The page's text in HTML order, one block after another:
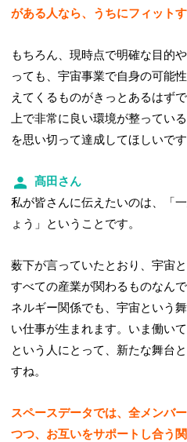
がある人なら、うちにフィット
もちろん、現時点で明確な目的
っても、宇宙事業で自身の可能
えてくるものがきっとあるはず
上で非常に良い環境が整ってい
を思い切って達成してほしいです
髙田さん
私が皆さんに伝えたいのは、「
ょう」ということです。
薮下が言っていたとおり、宇宙
すべての産業が関わるものなん
ネルギー関係でも、宇宙という
い仕事が生まれます。いま働い
という人にとって、新たな舞台
すね。
スペースデータでは、全メンバ
つつ、お互いをサポートし合う